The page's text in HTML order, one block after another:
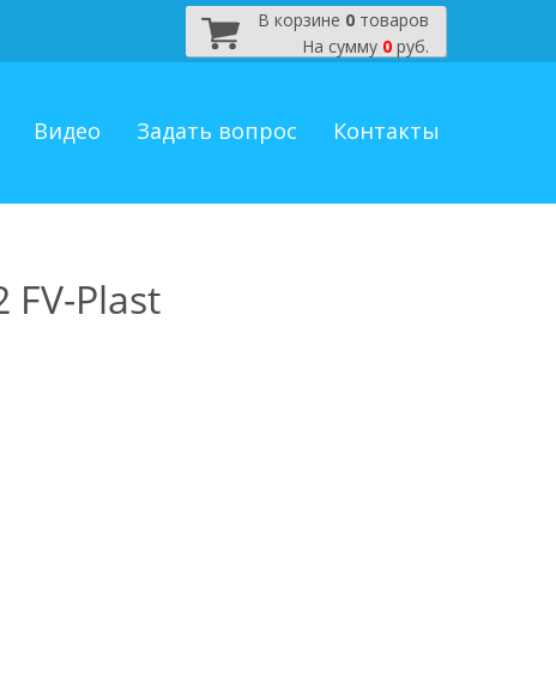
В корзине 0 товаров
На сумму 0 руб.
Видео Задать вопрос Контакты
Plast